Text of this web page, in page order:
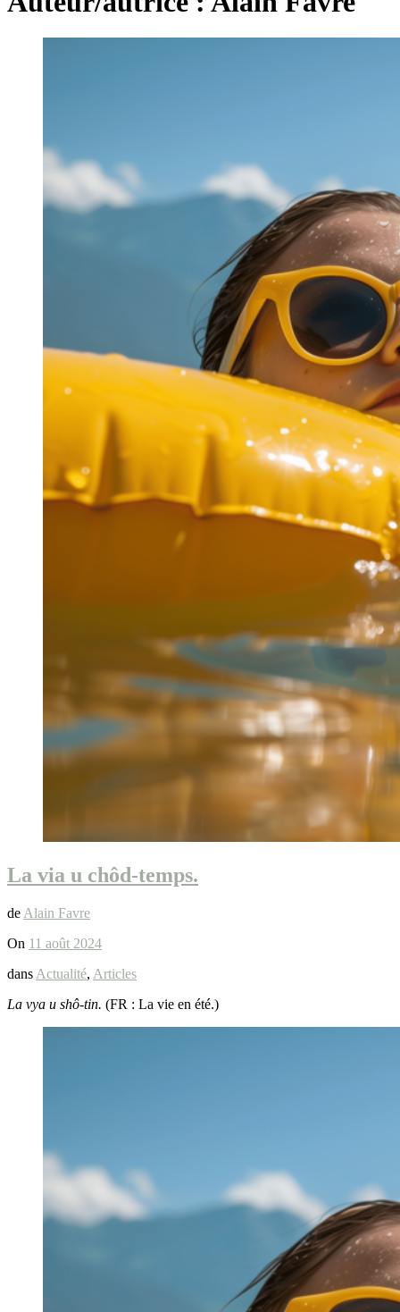
La via u chôd-temps.
de Alain Favre
On 11 août 2024
dans Actualité, Articles
La vya u shô-tin. (FR : La vie en été.)